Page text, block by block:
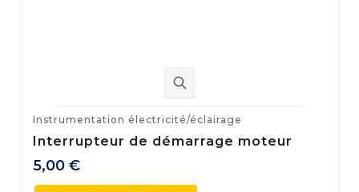
Instrumentation électricité/éclairage
Interrupteur de démarrage moteur
5,00 €